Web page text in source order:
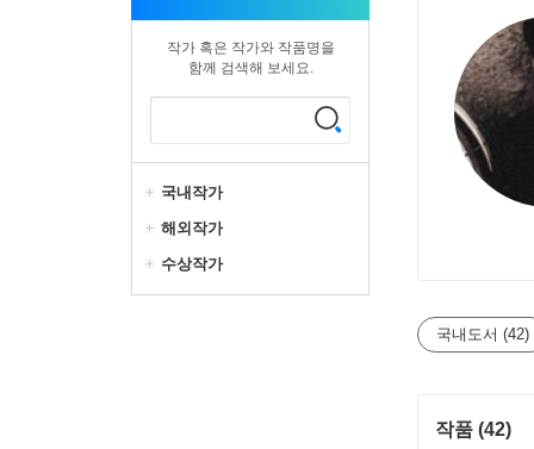
작가 혹은 작가와 작품명을
함께 검색해 보세요.
국내작가
해외작가
수상작가
국내도서 (42)
작품 (42)